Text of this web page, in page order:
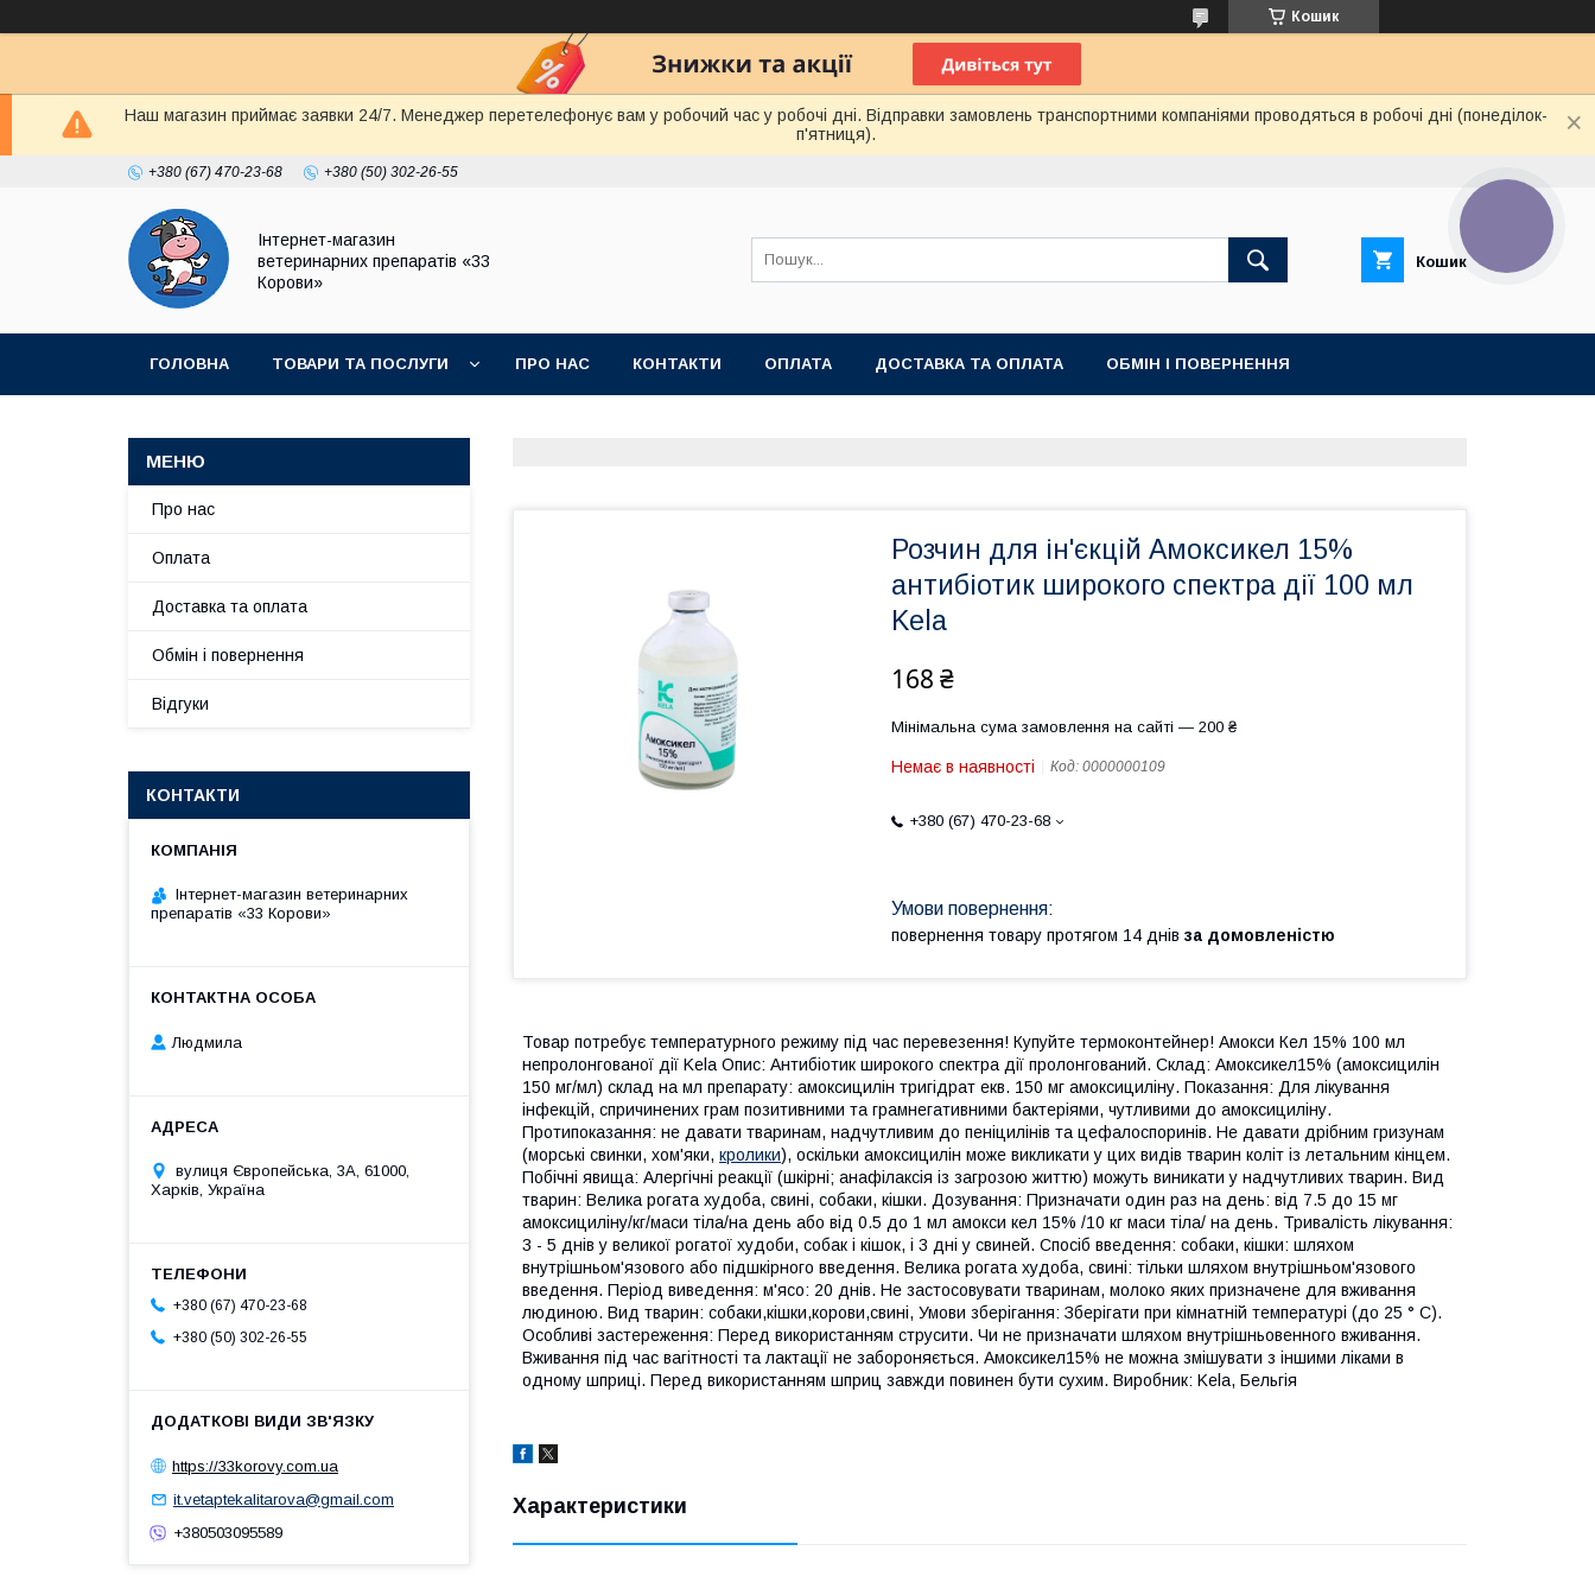
Кошик
Наш магазин приймає заявки 24/7. Менеджер перетелефонує вам у робочий час у робочі дні. Відправки замовлень транспортними компаніями проводяться в робочі дні (понеділок-
п'ятниця).
+380 (67) 470-23-68 +380 (50) 302-26-55
Інтернет-магазин
ветеринарних препаратів «33
Корови»
Кошик
ГОЛОВНА ТОВАРИ ТА ПОСЛУГИ ПРО НАС КОНТАКТИ ОПЛАТА ДОСТАВКА ТА ОПЛАТА ОБМІН І ПОВЕРНЕННЯ
Розчин для ін'єкцій Амоксикел 15%
антибіотик широкого спектра дії 100 мл
Kela
168 ₴
Мінімальна сума замовлення на сайті — 200 ₴
Немає в наявності Код: 0000000109
+380 (67) 470-23-68
повернення товару протягом 14 днів за домовленістю
Товар потребує температурного режиму під час перевезення! Купуйте термоконтейнер! Амокси Кел 15% 100 мл
непролонгованої дії Kela Опис: Антибіотик широкого спектра дії пролонгований. Склад: Амоксикел15% (амоксицилін
150 мг/мл) склад на мл препарату: амоксицилін тригідрат екв. 150 мг амоксициліну. Показання: Для лікування
інфекцій, спричинених грам позитивними та грамнегативними бактеріями, чутливими до амоксициліну.
Протипоказання: не давати тваринам, надчутливим до пеніцилінів та цефалоспоринів. Не давати дрібним гризунам
(морські свинки, хом'яки, кролики), оскільки амоксицилін може викликати у цих видів тварин коліт із летальним кінцем.
Побічні явища: Алергічні реакції (шкірні; анафілаксія із загрозою життю) можуть виникати у надчутливих тварин. Вид
тварин: Велика рогата худоба, свині, собаки, кішки. Дозування: Призначати один раз на день: від 7.5 до 15 мг
амоксициліну/кг/маси тіла/на день або від 0.5 до 1 мл амокси кел 15% /10 кг маси тіла/ на день. Тривалість лікування:
3 - 5 днів у великої рогатої худоби, собак і кішок, і 3 дні у свиней. Спосіб введення: собаки, кішки: шляхом
внутрішньом'язового або підшкірного введення. Велика рогата худоба, свині: тільки шляхом внутрішньом'язового
введення. Період виведення: м'ясо: 20 днів. Не застосовувати тваринам, молоко яких призначене для вживання
людиною. Вид тварин: собаки,кішки,корови,свині, Умови зберігання: Зберігати при кімнатній температурі (до 25 ° С).
Особливі застереження: Перед використанням струсити. Чи не призначати шляхом внутрішньовенного вживання.
Вживання під час вагітності та лактації не забороняється. Амоксикел15% не можна змішувати з іншими ліками в
одному шприці. Перед використанням шприц завжди повинен бути сухим. Виробник: Kela, Бельгія
Характеристики
Про нас
Оплата
Доставка та оплата
Обмін і повернення
Відгуки
КОНТАКТИ
Інтернет-магазин ветеринарних
препаратів «33 Корови»
Людмила
вулиця Європейська, 3А, 61000,
Харків, Україна
+380 (67) 470-23-68
+380 (50) 302-26-55
https://33korovy.com.ua
it.vetaptekalitarova@gmail.com
+380503095589